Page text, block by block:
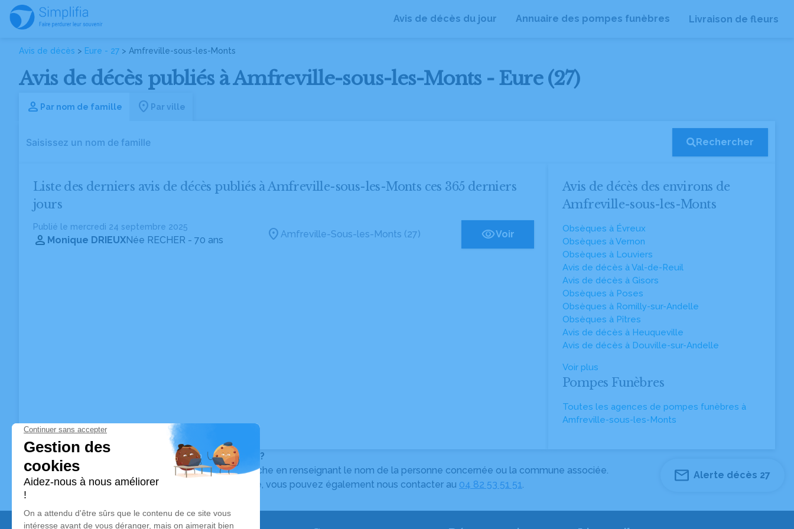
Avis de décès du jour Annuaire des pompes funèbres Livraison de fleurs
Avis de décès > Eure - 27 > Amfreville-sous-les-Monts
Avis de décès publiés à Amfreville-sous-les-Monts - Eure (27)
Par nom de famille Par ville
Rechercher
Liste des derniers avis de décès publiés à Amfreville-sous-les-Monts ces 365 derniers
jours
Publié le mercredi 24 septembre 2025
Monique DRIEUXNée RECHER - 70 ans
Amfreville-Sous-les-Monts (27) Voir
Avis de décès des environs de
Amfreville-sous-les-Monts
Obsèques à Évreux
Obsèques à Vernon
Obsèques à Louviers
Avis de décès à Val-de-Reuil
Avis de décès à Gisors
Obsèques à Poses
Obsèques à Romilly-sur-Andelle
Obsèques à Pîtres
Avis de décès à Heuqueville
Avis de décès à Douville-sur-Andelle
Voir plus
Pompes Funèbres
Toutes les agences de pompes funèbres à
Amfreville-sous-les-Monts
Vous ne trouvez pas l’avis de décès recherché ?
Pour affiner votre recherche, utilisez la barre de recherche en renseignant le nom de la personne concernée ou la commune associée.
Pour toute question relative au fonctionnement du site, vous pouvez également nous contacter au 04 82 53 51 51.
Alerte décès 27